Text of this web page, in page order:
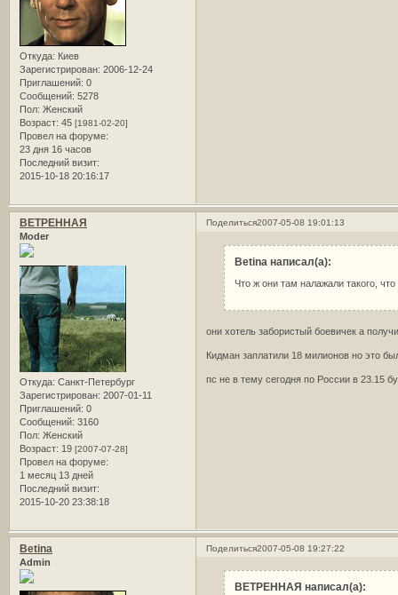
Откуда: Киев
Зарегистрирован: 2006-12-24
Приглашений: 0
Сообщений: 5278
Пол: Женский
Возраст: 45 [1981-02-20]
Провел на форуме:
23 дня 16 часов
Последний визит:
2015-10-18 20:16:17
Поделиться2007-05-08 19:01:13
ВЕТРЕННАЯ
Moder
Откуда: Санкт-Петербург
Зарегистрирован: 2007-01-11
Приглашений: 0
Сообщений: 3160
Пол: Женский
Возраст: 19 [2007-07-28]
Провел на форуме:
1 месяц 13 дней
Последний визит:
2015-10-20 23:38:18
Betina написал(а):
Что ж они там налажали такого,
они хотель забористый боевичек а
Кидман заплатили 18 милионов но это
пс не в тему сегодня по России в 23.15
Поделиться2007-05-08 19:27:22
Betina
Admin
ВЕТРЕННАЯ написал(а):